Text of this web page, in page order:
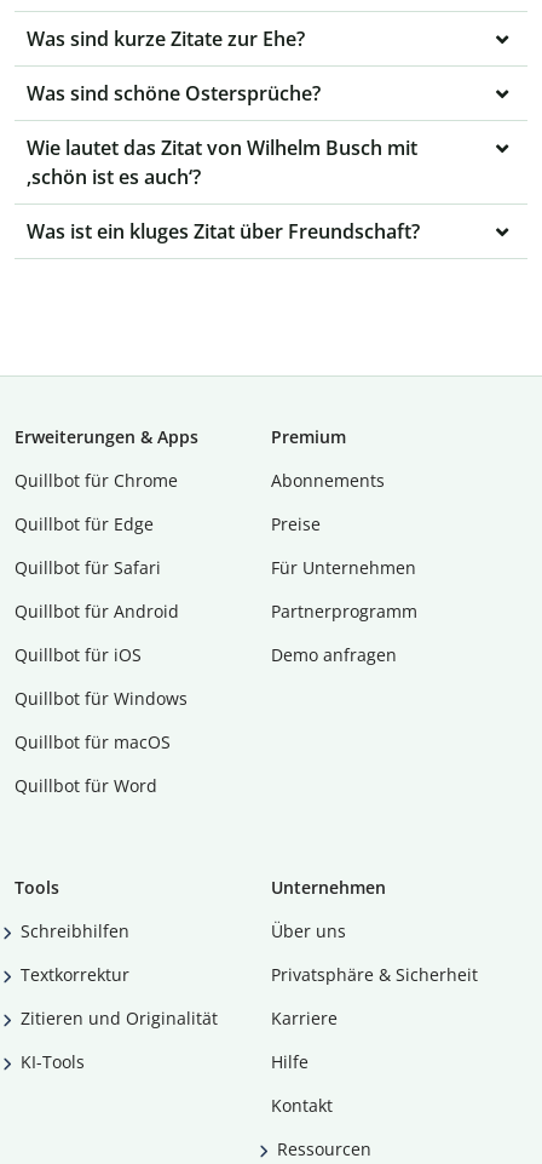
Was sind kurze Zitate zur Ehe?
Was sind schöne Ostersprüche?
Wie lautet das Zitat von Wilhelm Busch mit
‚schön ist es auch‘?
Was ist ein kluges Zitat über Freundschaft?
Erweiterungen & Apps
Quillbot für Chrome
Quillbot für Edge
Quillbot für Safari
Quillbot für Android
Quillbot für iOS
Quillbot für Windows
Quillbot für macOS
Quillbot für Word
Premium
Abon­ne­ments
Preise
Für Unternehmen
Partnerprogramm
Demo anfragen
Tools
Schreibhilfen
Textkorrektur
Zitieren und Originalität
KI-Tools
Unternehmen
Über uns
Privatsphäre & Sicherheit
Karriere
Hilfe
Kontakt
Ressourcen